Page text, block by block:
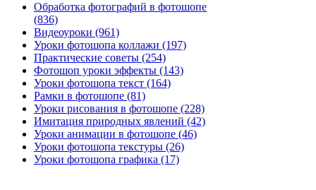
Обработка фотографий в фотошопе
(836)
Видеоуроки (961)
Уроки фотошопа коллажи (197)
Практические советы (254)
Фотошоп уроки эффекты (143)
Уроки фотошопа текст (164)
Рамки в фотошопе (81)
Уроки рисования в фотошопе (228)
Имитация природных явлений (42)
Уроки анимации в фотошопе (46)
Уроки фотошопа текстуры (26)
Уроки фотошопа графика (17)